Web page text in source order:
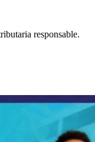
responsable.